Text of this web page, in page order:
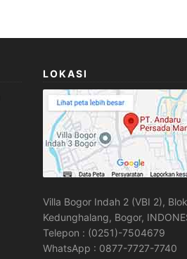
LOKASI
Villa Bogor Indah 2 (VBI 2),
Kedunghalang, Bogor,
Telepon : (0251)-7504679
WhatsApp : 0877-7727-7740